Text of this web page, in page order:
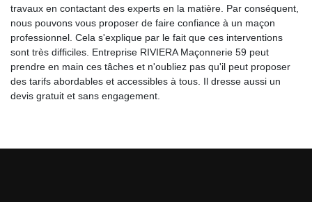
travaux en contactant des experts en la matière. Par conséquent,
nous pouvons vous proposer de faire confiance à un maçon
professionnel. Cela s'explique par le fait que ces interventions
sont très difficiles. Entreprise RIVIERA Maçonnerie 59 peut
prendre en main ces tâches et n'oubliez pas qu'il peut proposer
des tarifs abordables et accessibles à tous. Il dresse aussi un
devis gratuit et sans engagement.